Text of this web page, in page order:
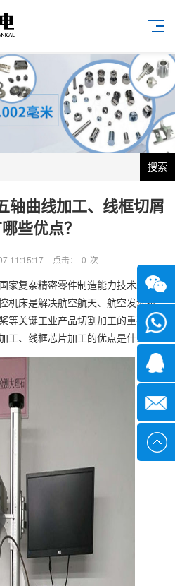
搜索
轴曲线加工、线框切屑
些优点？
11:15:17 点击： 0 次
家复杂精密零件制造能力技术水平
机床是解决航空航天、航空发动机
等关键工业产品切割加工的重要手
工、线框芯片加工的优点是什么？
微信